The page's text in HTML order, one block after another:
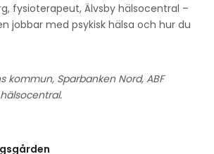
fysioterapeut, Älvsby hälsocentral –
jobbar med psykisk hälsa och hur du
kommun, Sparbanken Nord, ABF